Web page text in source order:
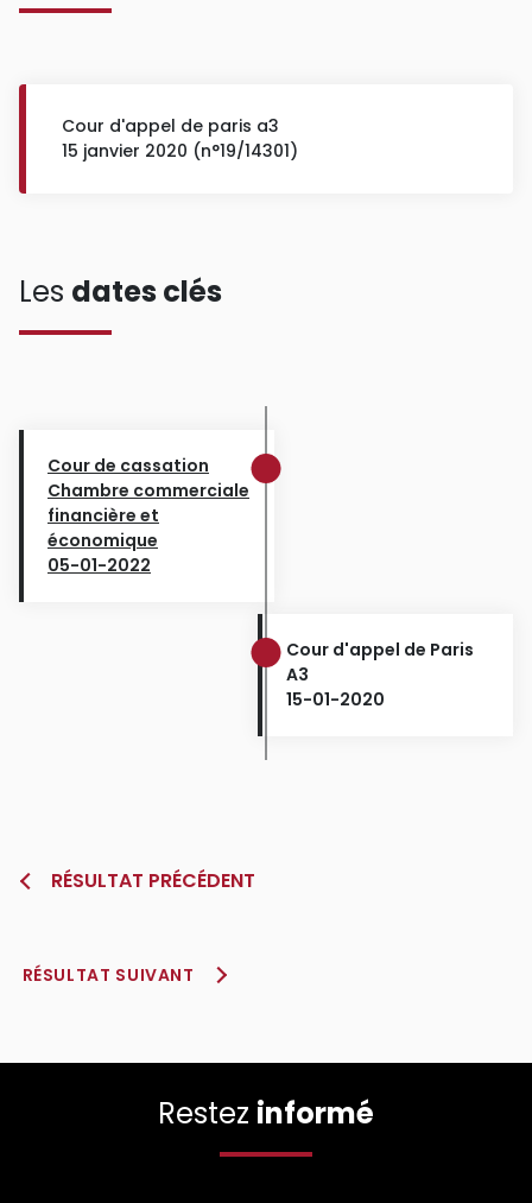
Cour d'appel de paris a3
15 janvier 2020 (n°19/14301)
Les dates clés
Cour de cassation
Chambre commerciale
financière et
économique
05-01-2022
Cour d'appel de Paris
A3
15-01-2020
RÉSULTAT PRÉCÉDENT
RÉSULTAT SUIVANT
Restez informé